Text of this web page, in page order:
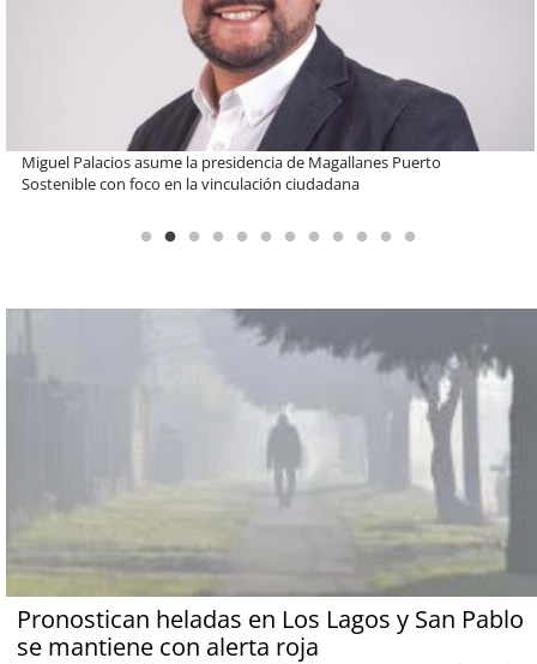
Educación y colaboración público-privada se toman La Araucanía:
encuentro reunió a líderes para abordar las brechas y oportunidades
Pronostican heladas en Los Lagos y San Pablo
se mantiene con alerta roja